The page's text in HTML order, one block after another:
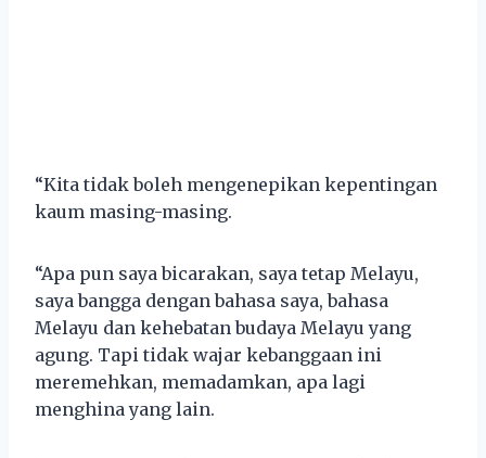
“Kita tidak boleh mengenepikan kepentingan
kaum masing-masing.
“Apa pun saya bicarakan, saya tetap Melayu,
saya bangga dengan bahasa saya, bahasa
Melayu dan kehebatan budaya Melayu yang
agung. Tapi tidak wajar kebanggaan ini
meremehkan, memadamkan, apa lagi
menghina yang lain.